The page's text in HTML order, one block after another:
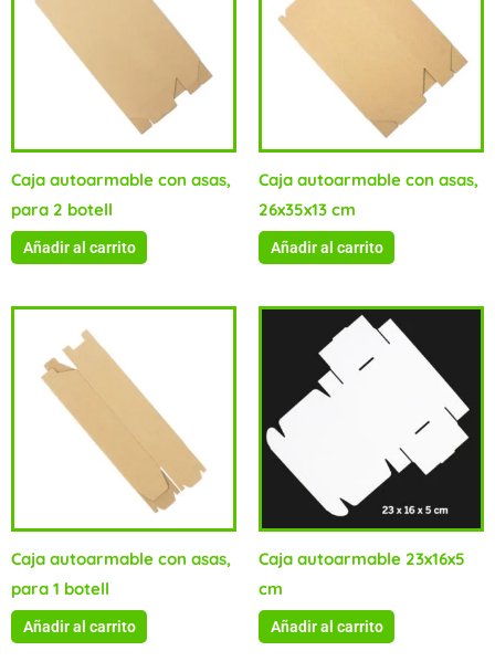
Caja autoarmable con asas,
para 2 botell
Añadir al carrito
Caja autoarmable con asas,
26x35x13 cm
Añadir al carrito
Caja autoarmable con asas,
para 1 botell
Añadir al carrito
Caja autoarmable 23x16x5
cm
Añadir al carrito